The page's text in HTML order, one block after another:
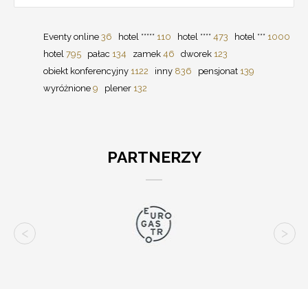
Eventy online 36 hotel ***** 110 hotel **** 473 hotel *** 1000
hotel 795 pałac 134 zamek 46 dworek 123
obiekt konferencyjny 1122 inny 836 pensjonat 139
wyróżnione 9 plener 132
PARTNERZY